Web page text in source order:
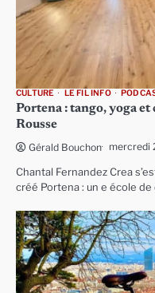
CULTURE LE FIL INFO
Portena : tango, yoga
Rousse
Gérald Bouchon mercredi
Chantal Fernandez Crea
créé Portena : un e école